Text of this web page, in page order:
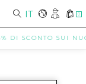
IT 0
DI SCONTO SUI